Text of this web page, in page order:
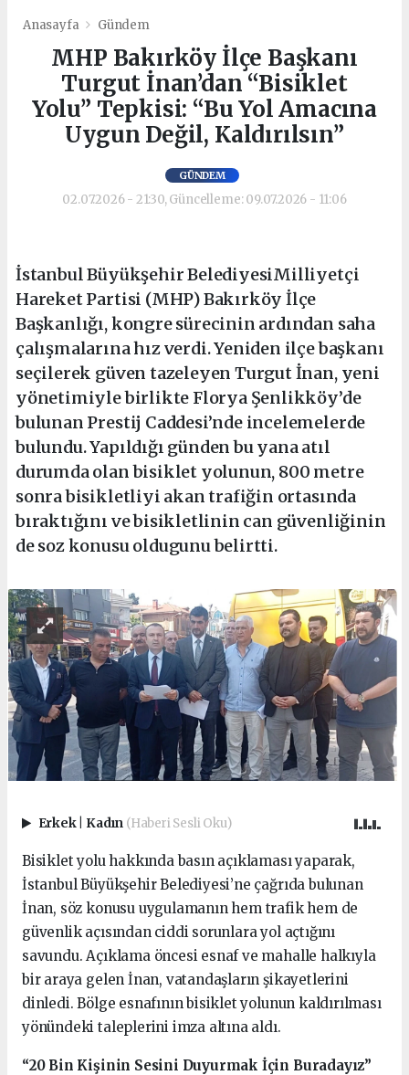
Anasayfa Gündem
MHP Bakırköy İlçe Başkanı
Turgut İnan’dan “Bisiklet
Yolu” Tepkisi: “Bu Yol Amacına
Uygun Değil, Kaldırılsın”
GÜNDEM
02.07.2026 - 21:30, Güncelleme: 09.07.2026 - 11:06
İstanbul Büyükşehir BelediyesiMilliyetçi
Hareket Partisi (MHP) Bakırköy İlçe
Başkanlığı, kongre sürecinin ardından saha
çalışmalarına hız verdi. Yeniden ilçe başkanı
seçilerek güven tazeleyen Turgut İnan, yeni
yönetimiyle birlikte Florya Şenlikköy’de
bulunan Prestij Caddesi’nde incelemelerde
bulundu. Yapıldığı günden bu yana atıl
durumda olan bisiklet yolunun, 800 metre
sonra bisikletliyi akan trafiğin ortasında
bıraktığını ve bisikletlinin can güvenliğinin
de soz konusu oldugunu belirtti.
Erkek Kadın (Haberi Sesli Oku)
Bisiklet yolu hakkında basın açıklaması yaparak,
İstanbul Büyükşehir Belediyesi’ne çağrıda bulunan
İnan, söz konusu uygulamanın hem trafik hem de
güvenlik açısından ciddi sorunlara yol açtığını
savundu. Açıklama öncesi esnaf ve mahalle halkıyla
bir araya gelen İnan, vatandaşların şikayetlerini
dinledi. Bölge esnafının bisiklet yolunun kaldırılması
yönündeki taleplerini imza altına aldı.
“20 Bin Kişinin Sesini Duyurmak İçin Buradayız”